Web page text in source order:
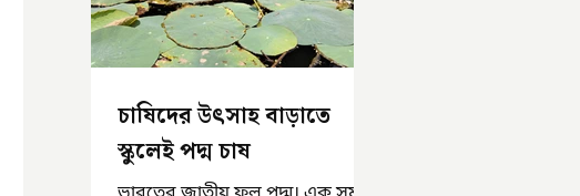
চাষিদের উৎসাহ বাড়াতে
স্কুলেই পদ্ম চাষ